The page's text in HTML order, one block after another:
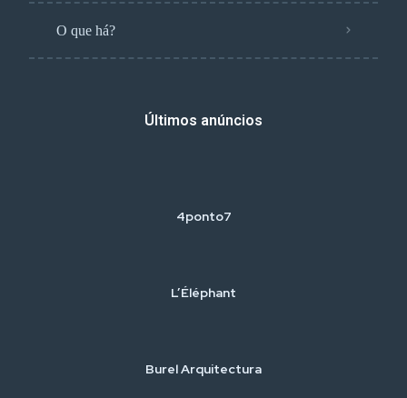
O que há?
Últimos anúncios
4ponto7
L’Éléphant
Burel Arquitectura